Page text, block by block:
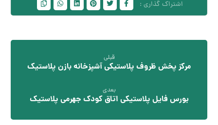
قبلی
مرکز پخش ظروف پلاستیکی آشپزخانه بازن پلاستیک
بعدی
بورس فایل پلاستیکی اتاق کودک جهرمی پلاستیک